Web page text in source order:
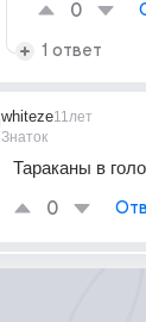
0
1 ответ
whiteze
Знаток
11лет
Тараканы в
0